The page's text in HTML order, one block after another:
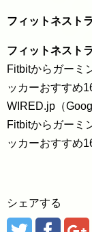
フィットネスト
フィットネスト
Fitbitからガーミ
ッカーおすすめ
WIRED.jp（
Fitbitからガーミ
ッカーおすすめ
シェアする